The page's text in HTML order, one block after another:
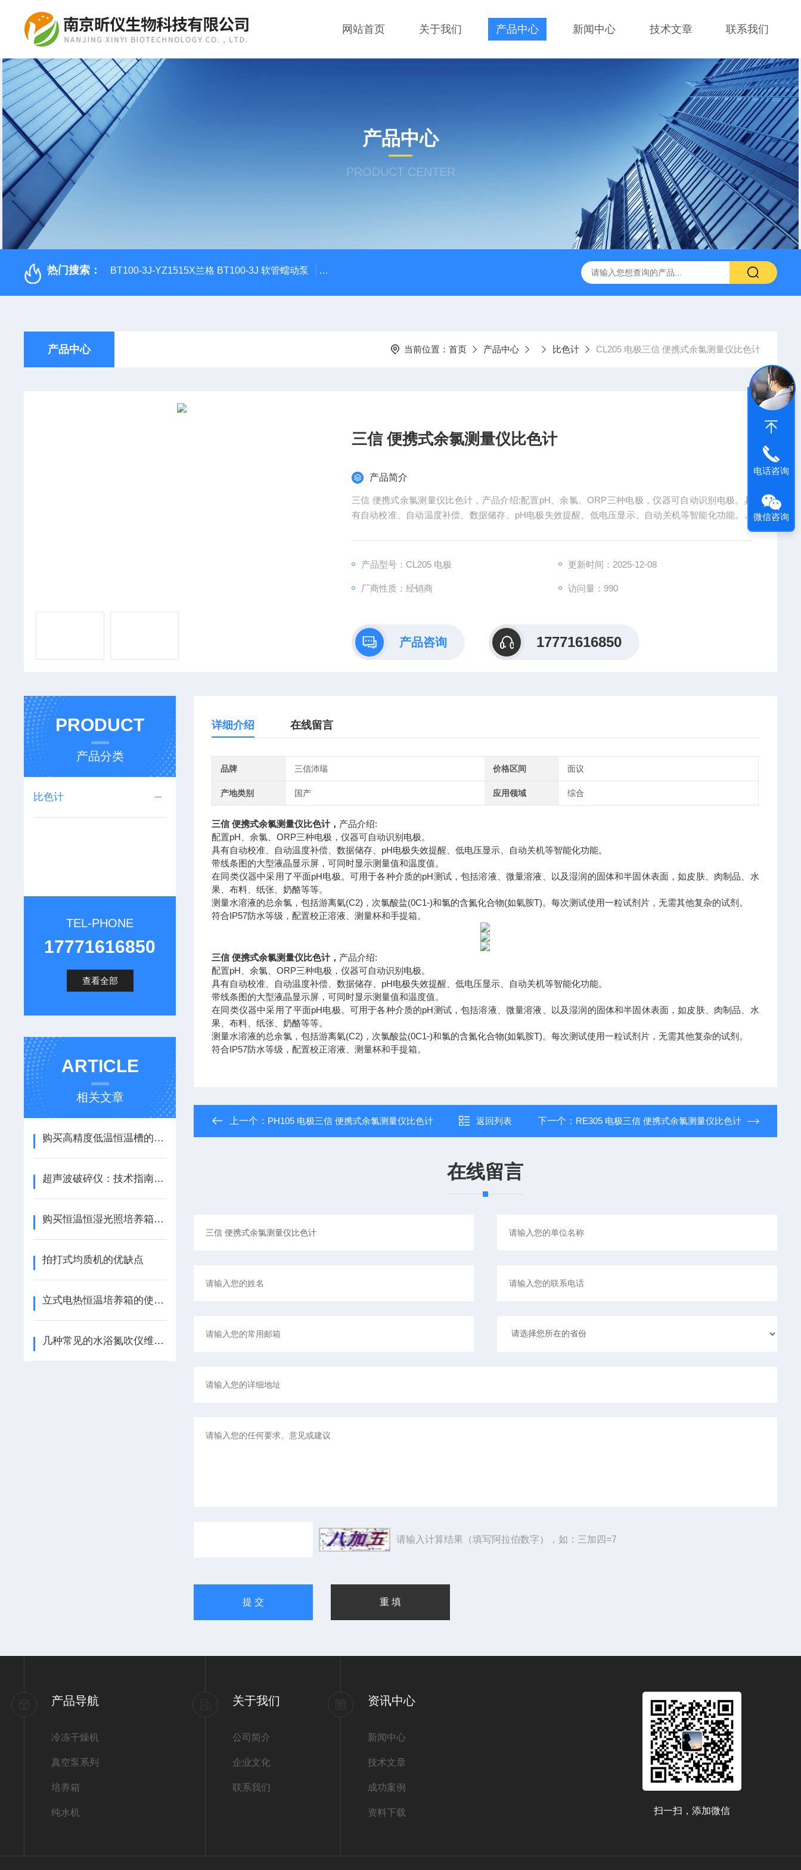
网站首页 关于我们 产品中心 新闻中心 技术文章 联系我们
产品中心
PRODUCT CENTER
热门搜索： BT100-3J-YZ1515X兰格 BT100-3J 软管蠕动泵 LDS-1G上海青浦绿洲粮食谷物水分测定仪 叶拓 MGC-1000P 恒温恒湿光照培养箱 LRH-300DB叶拓
产品中心 当前位置： 首页 产品中心 比色计 CL205 电极三信 便携式余氯测量仪比色计
三信 便携式余氯测量仪比色计
产品简介
三信 便携式余氯测量仪比色计，产品介绍:配置pH、余氯、ORP三种电极，仪器可自动识别电极。具
有自动校准、自动温度补偿、数据储存、pH电极失效提醒、低电压显示、自动关机等智能化功能。带
产品型号：CL205 电极 更新时间：2025-12-08
厂商性质：经销商 访问量：990
产品咨询 17771616850
PRODUCT
产品分类
比色计
TEL-PHONE
17771616850
查看全部
ARTICLE
相关文章
购买高精度低温恒温槽的关键因素
超声波破碎仪：技术指南与常见问题解答
购买恒温恒湿光照培养箱需要考虑哪些问题
拍打式均质机的优缺点
立式电热恒温培养箱的使用技巧与维护建议
几种常见的水浴氮吹仪维修保养攻略
详细介绍 在线留言
品牌 三信沛瑞 价格区间 面议
产地类别 国产 应用领域 综合
三信 便携式余氯测量仪比色计， 产品介绍:
配置pH、余氯、ORP三种电极，仪器可自动识别电极。
具有自动校准、自动温度补偿、数据储存、pH电极失效提醒、低电压显示、自动关机等智能化功能。
带线条图的大型液晶显示屏，可同时显示测量值和温度值。
在同类仪器中采用了平面pH电极。可用于各种介质的pH测试，包括溶液、微量溶液、以及湿润的固体和半固休表面，如皮肤、肉制品、水
果、布料、纸张、奶酪等等。
测量水溶液的总余氯，包括游离氣(C2)，次氯酸盐(0C1-)和氯的含氮化合物(如氣胺T)。每次测试使用一粒试剂片，无需其他复杂的试剂。
符合IP57防水等级，配置校正溶液、测量杯和手提箱。
三信 便携式余氯测量仪比色计， 产品介绍:
配置pH、余氯、ORP三种电极，仪器可自动识别电极。
具有自动校准、自动温度补偿、数据储存、pH电极失效提醒、低电压显示、自动关机等智能化功能。
带线条图的大型液晶显示屏，可同时显示测量值和温度值。
在同类仪器中采用了平面pH电极。可用于各种介质的pH测试，包括溶液、微量溶液、以及湿润的固体和半固休表面，如皮肤、肉制品、水
果、布料、纸张、奶酪等等。
测量水溶液的总余氯，包括游离氣(C2)，次氯酸盐(0C1-)和氯的含氮化合物(如氣胺T)。每次测试使用一粒试剂片，无需其他复杂的试剂。
符合IP57防水等级，配置校正溶液、测量杯和手提箱。
上一个： PH105 电极三信 便携式余氯测量仪比色计 返回列表 下一个： RE305 电极三信 便携式余氯测量仪比色计
在线留言
请输入计算结果（填写阿拉伯数字），如：三加四=7
产品导航
冷冻干燥机
真空泵系列
培养箱
纯水机
关于我们
公司简介
企业文化
联系我们
资讯中心
新闻中心
技术文章
成功案例
资料下载 扫一扫，添加微信
电话咨询
微信咨询